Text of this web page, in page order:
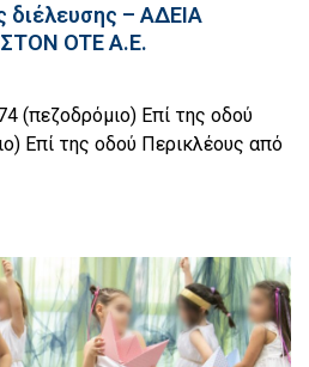
διέλευσης – ΑΔΕΙΑ
OTE A.E.
(πεζοδρόμιο) Επί της οδού
Επί της οδού Περικλέους από